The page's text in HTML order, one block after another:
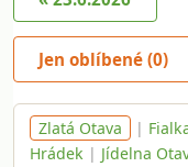
Jen oblíbené (0)
Zlatá Otava |
Hrádek | Jídelna